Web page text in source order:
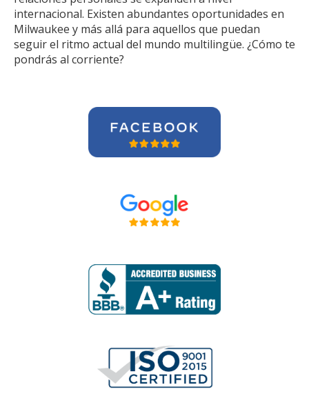
internacional. Existen abundantes oportunidades en
Milwaukee y más allá para aquellos que puedan
seguir el ritmo actual del mundo multilingüe. ¿Cómo te
pondrás al corriente?